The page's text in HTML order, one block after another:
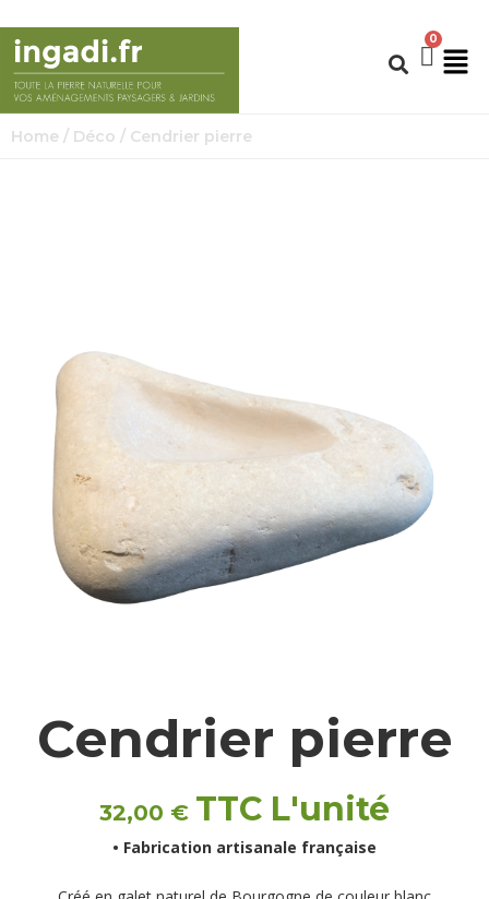
Home / Déco / Cendrier pierre
Cendrier pierre
32,00 € TTC L'unité
• Fabrication artisanale française